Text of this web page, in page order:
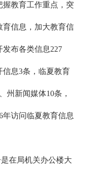
教育工作重点，突
育信息，加大教育信
发布各类信息227
息3条，临夏教育
州新闻媒体10条，
年访问临夏教育信息
在局机关办公楼大